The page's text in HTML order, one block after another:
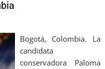
Bogotá, Colombia. La
candidata
conservadora Paloma